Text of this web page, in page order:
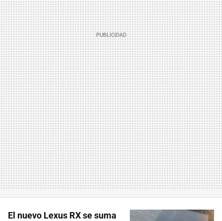
El nuevo Lexus RX se suma